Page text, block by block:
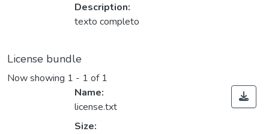
Description:
texto completo
License bundle
Now showing 1 - 1 of 1
Name:
license.txt
Size: